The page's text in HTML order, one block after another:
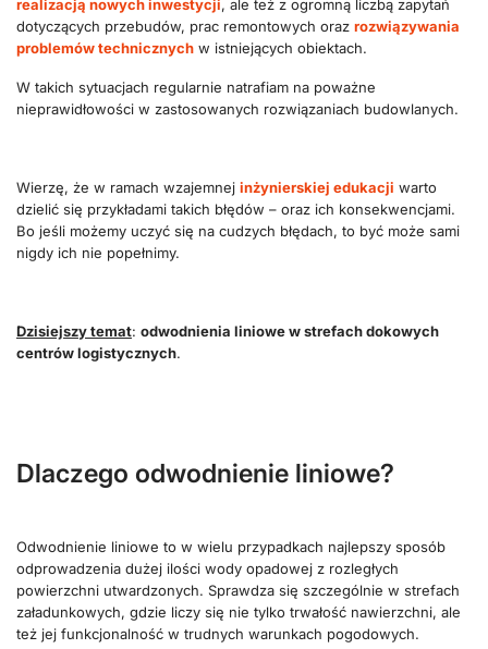
realizacją nowych inwestycji, ale też z ogromną liczbą zapytań
dotyczących przebudów, prac remontowych oraz rozwiązywania
problemów technicznych w istniejących obiektach.
W takich sytuacjach regularnie natrafiam na poważne
nieprawidłowości w zastosowanych rozwiązaniach budowlanych.
Wierzę, że w ramach wzajemnej inżynierskiej edukacji warto
dzielić się przykładami takich błędów – oraz ich konsekwencjami.
Bo jeśli możemy uczyć się na cudzych błędach, to być może sami
nigdy ich nie popełnimy.
Dzisiejszy temat: odwodnienia liniowe w strefach dokowych
centrów logistycznych.
Dlaczego odwodnienie liniowe?
Odwodnienie liniowe to w wielu przypadkach najlepszy sposób
odprowadzenia dużej ilości wody opadowej z rozległych
powierzchni utwardzonych. Sprawdza się szczególnie w strefach
załadunkowych, gdzie liczy się nie tylko trwałość nawierzchni, ale
też jej funkcjonalność w trudnych warunkach pogodowych.